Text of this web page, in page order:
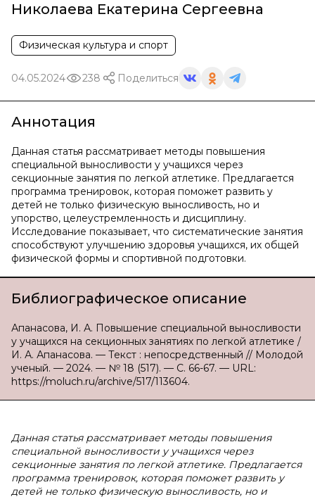
Николаева Екатерина Сергеевна
Физическая культура и спорт
04.05.2024 238 Поделиться
Аннотация
Данная статья рассматривает методы повышения
специальной выносливости у учащихся через
секционные занятия по легкой атлетике. Предлагается
программа тренировок, которая поможет развить у
детей не только физическую выносливость, но и
упорство, целеустремленность и дисциплину.
Исследование показывает, что систематические занятия
способствуют улучшению здоровья учащихся, их общей
физической формы и спортивной подготовки.
Библиографическое описание
Апанасова, И. А. Повышение специальной выносливости
у учащихся на секционных занятиях по легкой атлетике /
И. А. Апанасова. — Текст : непосредственный // Молодой
ученый. — 2024. — № 18 (517). — С. 66-67. — URL:
https://moluch.ru/archive/517/113604.
Данная статья рассматривает методы повышения
специальной выносливости у учащихся через
секционные занятия по легкой атлетике. Предлагается
программа тренировок, которая поможет развить у
детей не только физическую выносливость, но и